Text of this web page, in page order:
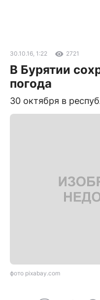
30.10.16, 1:22 2721
В Бурятии
погода
30 октября в
фото pixabay.com